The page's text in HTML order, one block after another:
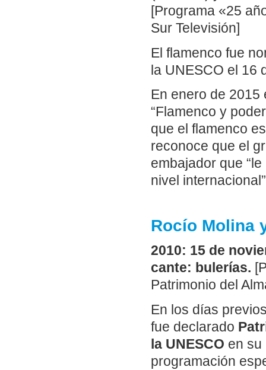
[Programa «25
Sur Televisión]
El flamenco fue
la UNESCO el 16
En enero de
“Flamenco y
que el flamenco
reconoce que el
embajador que
nivel
Rocío Molina
2010: 15 de
cante: bulerías.
Patrimonio del
En los días
fue declarado
la UNESCO en su
programación